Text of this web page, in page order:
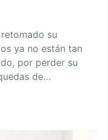
su
ya no están tan
por perder su
de…